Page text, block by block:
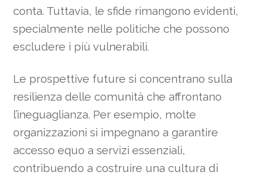
conta. Tuttavia, le sfide rimangono evidenti,
specialmente nelle politiche che possono
escludere i più vulnerabili.
Le prospettive future si concentrano sulla
resilienza delle comunità che affrontano
l’ineguaglianza. Per esempio, molte
organizzazioni si impegnano a garantire
accesso equo a servizi essenziali,
contribuendo a costruire una cultura di